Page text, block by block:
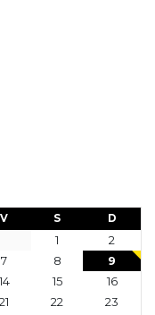
V S D
1
2
7 8
9
14 15
16
21 22 23